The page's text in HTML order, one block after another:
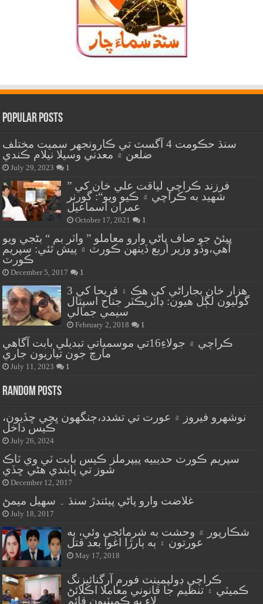
Popular Posts
سنڌ حڪومت 4 آگسٽ تي ڪارونجهر سميت مختلف
ضلعن ۾ معدني وسيلا نيلام ڪندي
July 29, 2023 1
” فرزند ڪراچي لياقت علي خان کي
شهيد به ڪراچي ۾ ڪيو ويو“: گورنر
عمران اسماعيل
October 17, 2021 1
پيئڻ جو صاف پاڻي وارو معاملو ” واٽر بم “ بڻجي ويو
آهي،وڏو وزير اربع ڏينهن ڪورٽ ۾ پيش ٿئي: سپريم
ڪورٽ
December 5, 2017 1
هزار خان بجاراڻي کي هڪ ۽ فريحا کي 3
گوليون لڳل هيون: ڊائريڪٽر جناح اسپتال
سيمي جمالي
February 2, 2018 1
ڪراچي ۾ جولاءِ16تي موسمياتي تبديلي بابت آگاهي
مارچ جون تياريون جاري
July 11, 2023 1
Random Posts
نوشهرو فيروز ۾ عورت تي تشدد،ڄنگهون ڀڃي ڇڏيون،
ڪيس داخل
July 26, 2024
سپريم ڪورٽ حديبيه پيپرملز ڪيس بابت ٽي وي ٽاڪ
شوز تي پابندي هڻي ڇڏي
December 12, 2017
غلاضت وارو پاڻي پيئندڙ سنڌ ۔ سهيل ميمڻ
July 18, 2017
شڪارپور ۾ وحشت به شرمائجي وئي، ٻه
عورتون ۽ ٻه ٻارڙا اغوا بعد قتل
May 17, 2018
ڪراچي ڊولپمينٽ فورم آرگنائيزنگ
ڪميٽي ۽ تنظيم جا قانوني معاملا اڪلائڻ
لاءِ ٻه ڪميٽيون قائم